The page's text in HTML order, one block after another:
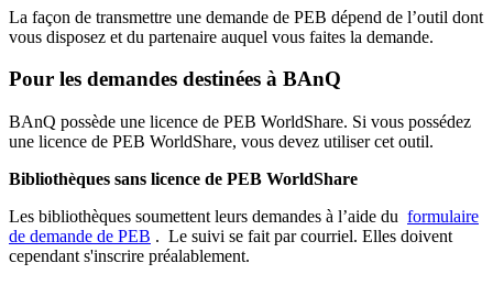
La façon de transmettre une demande de PEB dépend de l’outil dont
vous disposez et du partenaire auquel vous faites la demande.
Pour les demandes destinées à BAnQ
BAnQ possède une licence de PEB WorldShare. Si vous possédez
une licence de PEB WorldShare, vous devez utiliser cet outil.
Bibliothèques sans licence de PEB WorldShare
Les bibliothèques soumettent leurs demandes à l’aide du formulaire
de demande de PEB . Le suivi se fait par courriel. Elles doivent
cependant s'inscrire préalablement.